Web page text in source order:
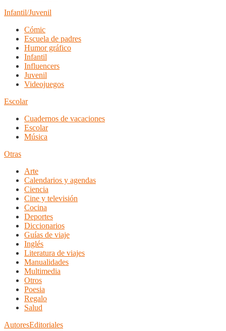
Infantil/Juvenil
Cómic
Escuela de padres
Humor gráfico
Infantil
Influencers
Juvenil
Videojuegos
Escolar
Cuadernos de vacaciones
Escolar
Música
Otras
Arte
Calendarios y agendas
Ciencia
Cine y televisión
Cocina
Deportes
Diccionarios
Guías de viaje
Inglés
Literatura de viajes
Manualidades
Multimedia
Otros
Poesia
Regalo
Salud
AutoresEditoriales